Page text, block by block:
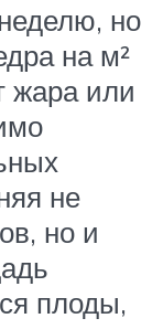
но
на м²
жара или
не
но и
плоды,